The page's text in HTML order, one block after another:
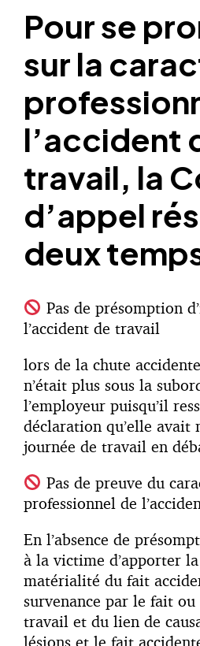
Pour se
sur la
l’accident
travail, la
d’appel
deux
Pas de présomption
l’accident de travail
lors de la chute
n’était plus sous la
l’employeur puisqu’il
déclaration qu’elle avait
journée de travail en
Pas de preuve du
professionnel de
En l’absence de
à la victime d’apporter
matérialité du fait
survenance par le fait ou
travail et du lien de
lésions et le fait